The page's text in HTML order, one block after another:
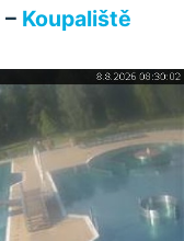
– Koupaliště